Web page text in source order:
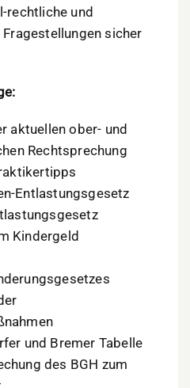
rechtliche und
sicher
aktuellen ober- und
Rechtsprechung
Entlastungsgesetz
Kindergeld
und Bremer Tabelle
des BGH zum